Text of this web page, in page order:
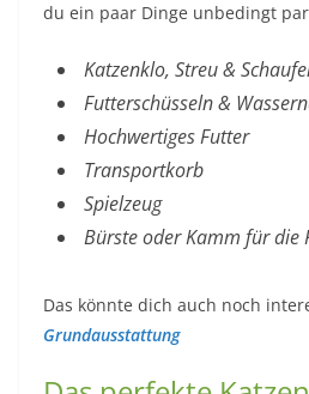
du ein paar Dinge unbedingt
Katzenklo, Streu &
Futterschüsseln &
Hochwertiges Futter
Transportkorb
Spielzeug
Bürste oder Kamm für die
Das könnte dich auch noch
Grundausstattung